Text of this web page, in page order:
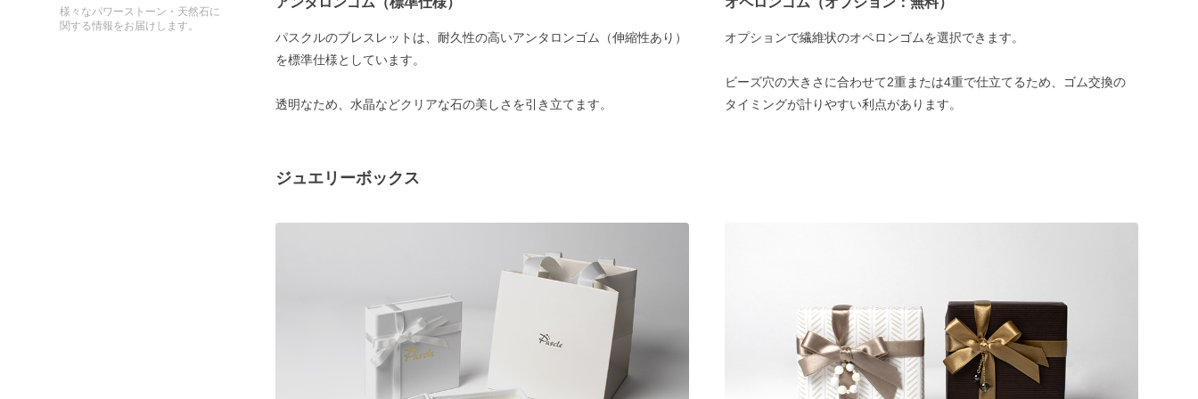
様々なパワーストーン・天然石に
関する情報をお届けします。
パスクルのブレスレットは、耐久性の高いアンタロンゴム（伸縮性あり）
を標準仕様としています。
透明なため、水晶などクリアな石の美しさを引き立てます。
オプションで繊維状のオペロンゴムを選択できます。
ビーズ穴の大きさに合わせて2重または4重で仕立てるため、ゴム交換の
タイミングが計りやすい利点があります。
ジュエリーボックス